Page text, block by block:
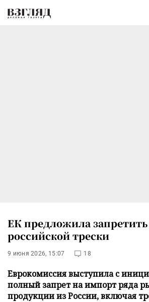
ЕК предложила
российской трески
9 июня 2026, 15:07 18
Еврокомиссия выступила с
полный запрет на импорт ряда
продукции из России, включая